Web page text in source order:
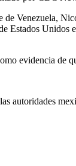
Venezuela,
Estados
evidencia de
autoridades